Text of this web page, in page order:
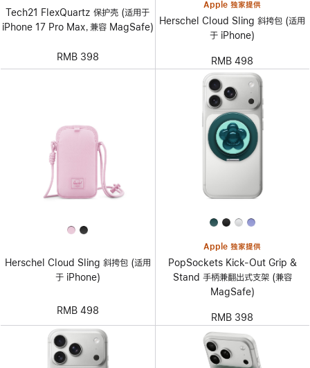
Tech21 FlexQuartz 保护壳 (适用于
iPhone 17 Pro Max，兼容 MagSafe)
RMB 398
Apple 独家提供
Herschel Cloud Sling 斜挎包 (适用
于 iPhone)
RMB 498
Herschel Cloud Sling 斜挎包 (适用
于 iPhone)
RMB 498
Apple 独家提供
PopSockets Kick-Out Grip &
Stand 手柄兼翻出式支架 (兼容
MagSafe)
RMB 398